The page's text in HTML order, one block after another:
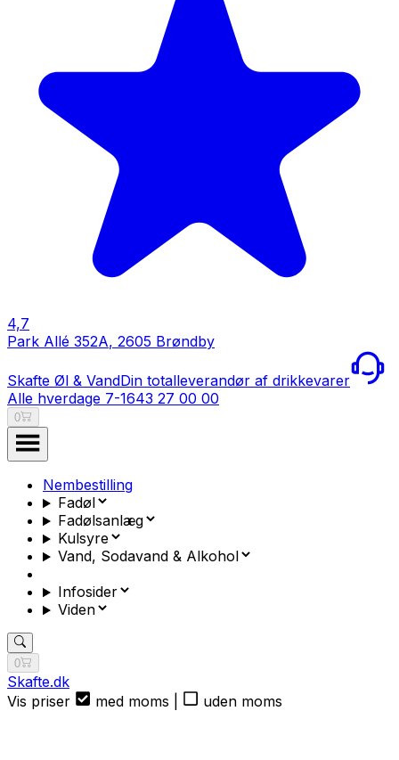
4,7
Park Allé 352A, 2605 Brøndby
Skafte Øl & VandDin totalleverandør af drikkevarer
Alle hverdage 7-1643 27 00 00
0
Nembestilling
Fadøl
Fadølsanlæg
Kulsyre
Vand, Sodavand & Alkohol
Infosider
Viden
0
Skafte.dk
Vis priser
med moms uden moms